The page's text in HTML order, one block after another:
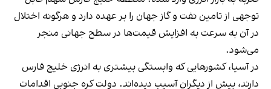
توجهی از تامین نفت و گاز جهان را بر عهده دارد و هرگونه اختلال
در آن به سرعت به افزایش قیمت‌ها در سطح جهانی منجر
می‌شود.
در آسیا، کشورهایی که وابستگی بیشتری به انرژی خلیج فارس
دارند، بیش از دیگران آسیب دیده‌اند. دولت کره جنوبی اقدامات